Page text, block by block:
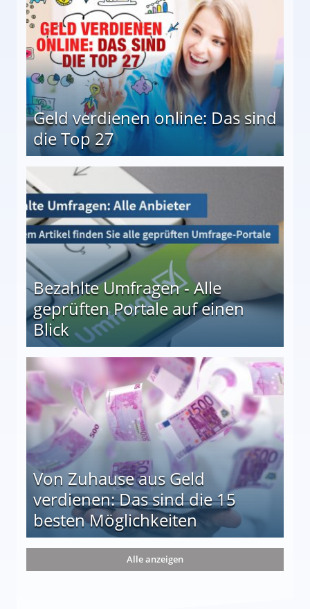
Geld verdienen online: Das sind
die Top 27
Bezahlte Umfragen - Alle
geprüften Portale auf einen
Blick
auf einen Blick
Von Zuhause aus Geld
verdienen: Das sind die 15
besten Möglichkeiten
die 15 besten Möglichkeiten
Alle anzeigen